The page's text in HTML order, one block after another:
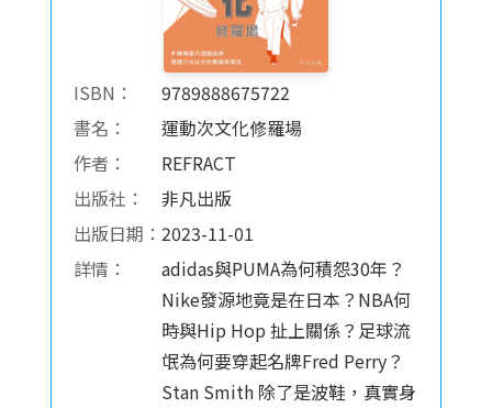
ISBN：
9789888675722
書名：
運動次文化修羅場
作者：
REFRACT
出版社：
非凡出版
出版日期：2023-11-01
詳情：
adidas與PUMA為何積怨30年？
Nike發源地竟是在日本？NBA何
時與Hip Hop 扯上關係？足球流
氓為何要穿起名牌Fred Perry？
Stan Smith 除了是波鞋，真實身